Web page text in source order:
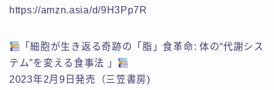
https://amzn.asia/d/9H3Pp7R
「細胞が生き返る奇跡の「脂」食革命: 体の“代謝シス
テム”を変える食事法 」
2023年2月9日発売（三笠書房)